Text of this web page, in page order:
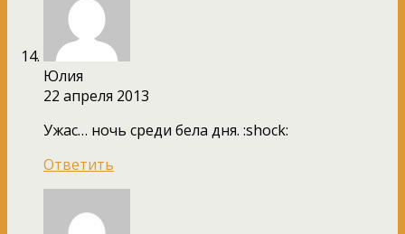
Юлия
22 апреля 2013
Ужас… ночь среди бела дня. :shock:
Ответить